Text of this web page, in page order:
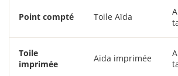
Point compté Toile Aïda
Toile
imprimée
Aïda imprimée